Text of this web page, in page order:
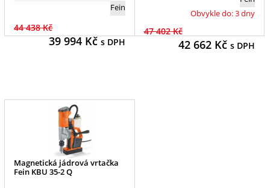
Fein
44 438 Kč
39 994Kčs DPH
Obvykle do: 3 dny
47 402 Kč
42 662Kč s DPH
Magnetická jádrová vrtačka
Fein KBU 35-2 Q